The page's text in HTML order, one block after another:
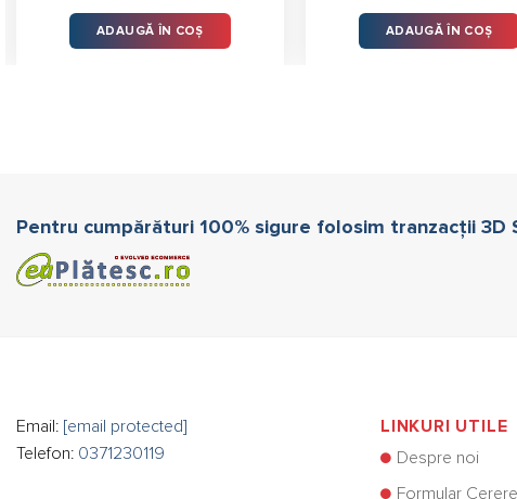
ADAUGĂ ÎN COȘ ADAUGĂ ÎN COȘ
Pentru cumpărături 100% sigure folosim tranzacții 3D
Email: [email protected]
Telefon: 0371230119
LINKURI UTILE
Despre noi
Formular